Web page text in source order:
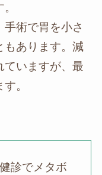
術で胃を小さ
もあります。減
ていますが、最
。
診でメタボ